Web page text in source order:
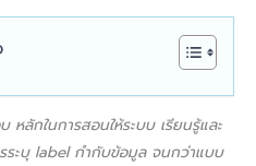
ลักในการสอนให้ระบบ เรียนรู้และ
ระบุ label กำกับข้อมูล จนกว่าแบบ